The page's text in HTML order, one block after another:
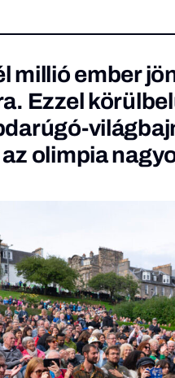
millió ember
Ezzel
olimpia